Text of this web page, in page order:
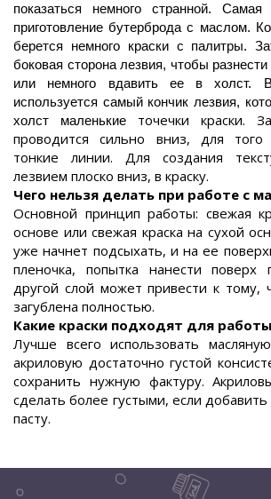
показаться немного странной. Самая
приготовление бутерброда с маслом.
берется немного краски с палитры.
боковая сторона лезвия, чтобы
или немного вдавить ее в холст.
используется самый кончик лезвия,
холст маленькие точечки краски.
проводится сильно вниз, для того
тонкие линии. Для создания
лезвием плоско вниз, в краску.
Чего нельзя делать при работе с
Основной принцип работы: свежая
основе или свежая краска на сухой
уже начнет подсыхать, и на ее
пленочка, попытка нанести поверх
другой слой может привести к тому,
загублена полностью.
Какие краски подходят для
Лучше всего использовать
акриловую достаточно густой
сохранить нужную фактуру.
сделать более густыми, если
пасту.